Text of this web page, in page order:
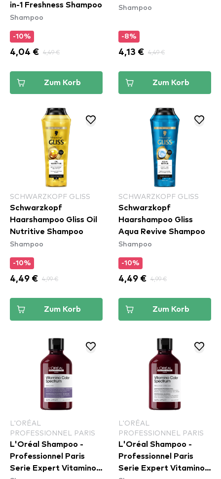
in-1 Freshness Shampoo
Shampoo
-10%
4,04 € 4,49 €
Zum Korb
Shampoo
Shampoo
-8%
4,13 € 4,49 €
Zum Korb
SCHWARZKOPF GLISS
Schwarzkopf
Haarshampoo Gliss Oil
Nutritive Shampoo
Shampoo
-10%
4,49 € 4,99 €
Zum Korb
SCHWARZKOPF GLISS
Schwarzkopf
Haarshampoo Gliss
Aqua Revive Shampoo
Shampoo
-10%
4,49 € 4,99 €
Zum Korb
L'ORÉAL
PROFESSIONNEL PARIS
L'Oréal Shampoo -
Professionnel Paris
Serie Expert Vitamino
L'ORÉAL
PROFESSIONNEL PARIS
L'Oréal Shampoo -
Professionnel Paris
Serie Expert Vitamino